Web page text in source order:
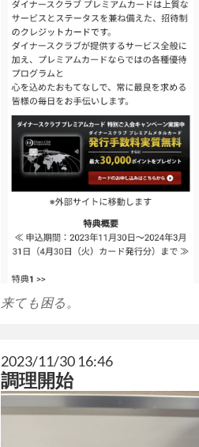
来ても困る。
2023/11/30 16:46
調理開始